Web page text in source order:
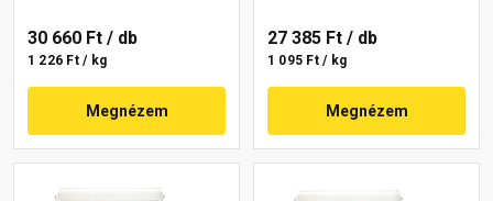
30 660 Ft / db
1 226 Ft / kg
Megnézem
27 385 Ft / db
1 095 Ft / kg
Megnézem